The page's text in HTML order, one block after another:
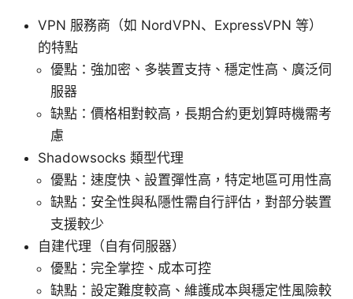
VPN 服務商（如 NordVPN、ExpressVPN 等）
的特點
優點：強加密、多裝置支持、穩定性高、廣泛伺
服器
缺點：價格相對較高，長期合約更划算時機需考
慮
Shadowsocks 類型代理
優點：速度快、設置彈性高，特定地區可用性高
缺點：安全性與私隱性需自行評估，對部分裝置
支援較少
自建代理（自有伺服器）
優點：完全掌控、成本可控
缺點：設定難度較高、維護成本與穩定性風險較